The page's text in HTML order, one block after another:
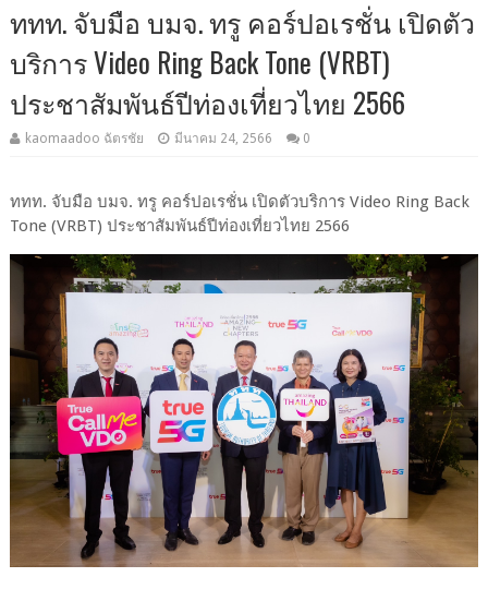
ททท. จับมือ บมจ. ทรู คอร์ปอเรชั่น เปิดตัว
บริการ Video Ring Back Tone (VRBT)
ประชาสัมพันธ์ปีท่องเที่ยวไทย 2566
kaomaadoo ฉัตรชัย มีนาคม 24, 2566 0
ททท. จับมือ บมจ. ทรู คอร์ปอเรชั่น เปิดตัวบริการ Video Ring Back
Tone (VRBT) ประชาสัมพันธ์ปีท่องเที่ยวไทย 2566